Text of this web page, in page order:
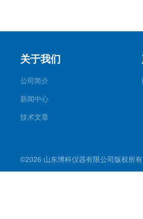
关于我们
公司简介
新闻中心
技术文章
©2026 山东博科仪器有限公司版权所